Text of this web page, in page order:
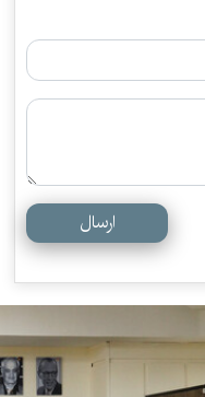
ارسال